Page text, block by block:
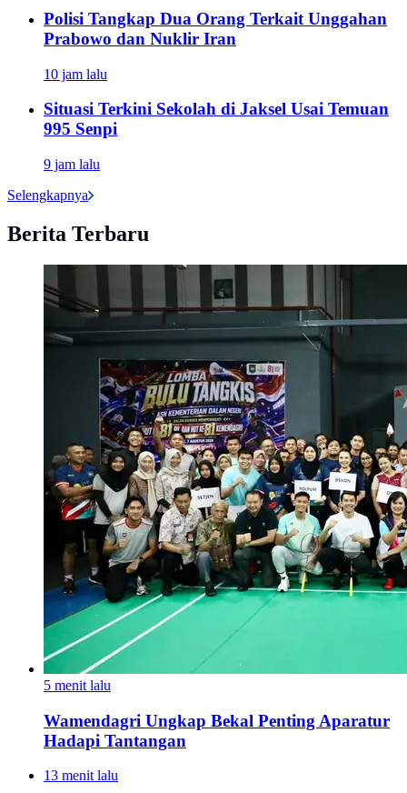
Polisi Tangkap Dua Orang Terkait Unggahan
Prabowo dan Nuklir Iran
10 jam lalu
Situasi Terkini Sekolah di Jaksel Usai Temuan
995 Senpi
9 jam lalu
Selengkapnya
Berita Terbaru
5 menit lalu
Wamendagri Ungkap Bekal Penting Aparatur
Hadapi Tantangan
13 menit lalu